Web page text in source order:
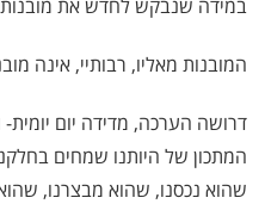
במידה שנבקש לחדש את
המובנות מאליו, רבותיי, אינה
דרושה הערכה, מדידה יום יומית-
המתכון של היותנו שמחים
שהוא נכסנו, שהוא מבצרנו,